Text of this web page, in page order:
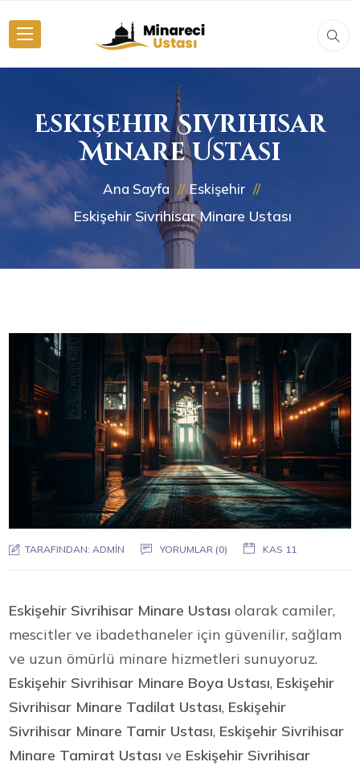
Eskişehir Sivrihisar
Minare Ustası
Ana Sayfa Eskişehir
Eskişehir Sivrihisar Minare Ustası
TARAFINDAN:ADMIN YORUMLAR (0) KAS 11
Eskişehir Sivrihisar Minare Ustası olarak camiler,
mescitler ve ibadethaneler için güvenilir, sağlam
ve uzun ömürlü minare hizmetleri sunuyoruz.
Eskişehir Sivrihisar Minare Boya Ustası, Eskişehir
Sivrihisar Minare Tadilat Ustası, Eskişehir
Sivrihisar Minare Tamir Ustası, Eskişehir Sivrihisar
Minare Tamirat Ustası ve Eskişehir Sivrihisar